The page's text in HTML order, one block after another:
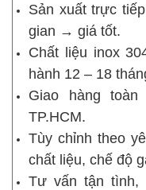
Sản xuất trực
gian → giá tốt.
Chất liệu inox
hành 12 – 18
Giao hàng
TP.HCM.
Tùy chỉnh theo
chất liệu, chế độ
Tư vấn tận tình,